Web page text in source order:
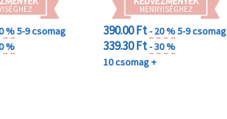
%5-9 csomag
%
MENNYISÉGHEZ
390.00 Ft- 20 %5-9 csomag
339.30 Ft- 30 %
10 csomag +